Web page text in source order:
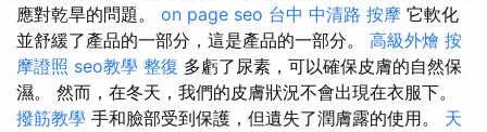
應對乾旱的問題。 on page seo 台中 中清路 按摩 它軟化
並舒緩了產品的一部分，這是產品的一部分。 高級外燴 按
摩證照 seo教學 整復 多虧了尿素，可以確保皮膚的自然保
濕。 然而，在冬天，我們的皮膚狀況不會出現在衣服下。
撥筋教學 手和臉部受到保護，但遺失了潤膚露的使用。 天